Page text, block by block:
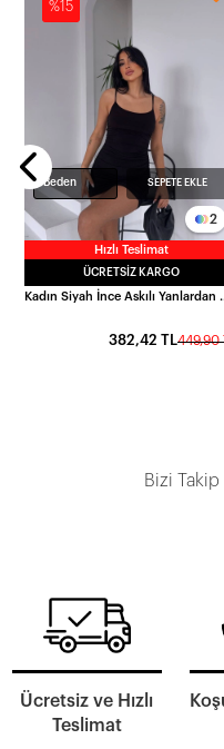
%15
Hızlı Teslimat
2
Beden SEPETE EKLE
ÜCRETSIZ KARGO
Kadın Siyah İnce
449,90
382,42 TL
Bizi Takip
Ücretsiz ve Hızlı
Teslimat